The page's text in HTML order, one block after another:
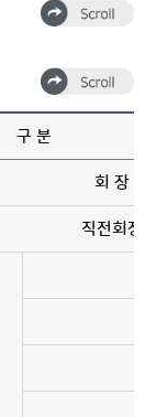
구 분
회 장
직전회장